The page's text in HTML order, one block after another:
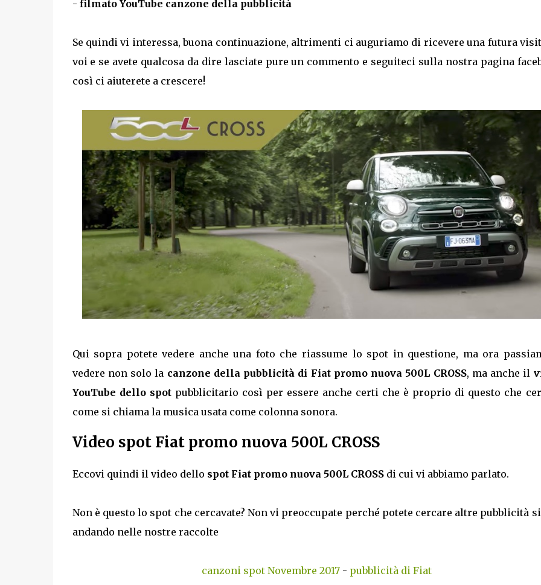
- filmato YouTube canzone della pubblicità
Se quindi vi interessa, buona continuazione, altrimenti ci auguriamo di ricevere una futura
voi e se avete qualcosa da dire lasciate pure un commento e seguiteci sulla nostra pagina
così ci aiuterete a crescere!
Qui sopra potete vedere anche una foto che riassume lo spot in questione, ma ora
vedere non solo la canzone della pubblicità di Fiat promo nuova 500L CROSS, ma anche il
YouTube dello spotpubblicitario così per essere anche certi che è proprio di questo che
come si chiama la musica usata come colonna sonora.
Video spot Fiat promo nuova 500L CROSS
Eccovi quindi il video dello spot Fiat promo nuova 500L CROSSdi cui vi abbiamo parlato.
Non è questo lo spot che cercavate? Non vi preoccupate perché potete cercare altre pubblicità
andando nelle nostre raccolte
canzoni spot Novembre 2017 - pubblicità di Fiat